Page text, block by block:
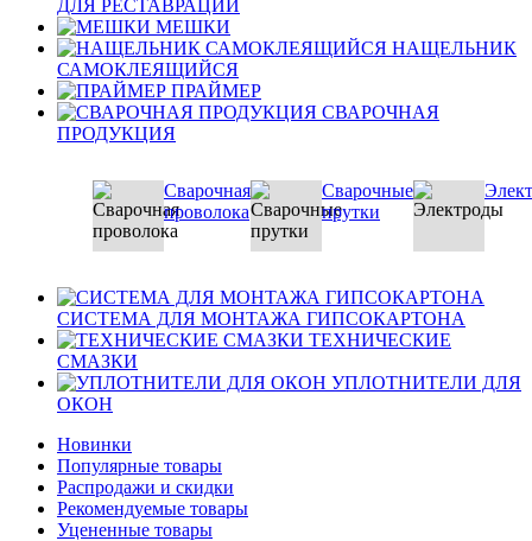
ДЛЯ РЕСТАВРАЦИИ
МЕШКИ
НАЩЕЛЬНИК
САМОКЛЕЯЩИЙСЯ
ПРАЙМЕР
СВАРОЧНАЯ
ПРОДУКЦИЯ
Сварочная
проволока
Сварочные
прутки
СИСТЕМА ДЛЯ МОНТАЖА ГИПСОКАРТОНА
ТЕХНИЧЕСКИЕ
СМАЗКИ
УПЛОТНИТЕЛИ ДЛЯ
ОКОН
Новинки
Популярные товары
Распродажи и скидки
Рекомендуемые товары
Уцененные товары